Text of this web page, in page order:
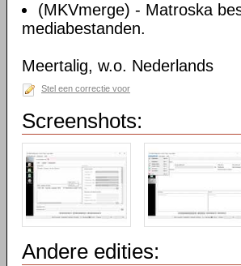
(MKVmerge) - Matroska
mediabestanden.
Meertalig, w.o. Nederlands
Stel een correctie voor
Screenshots:
Andere edities: